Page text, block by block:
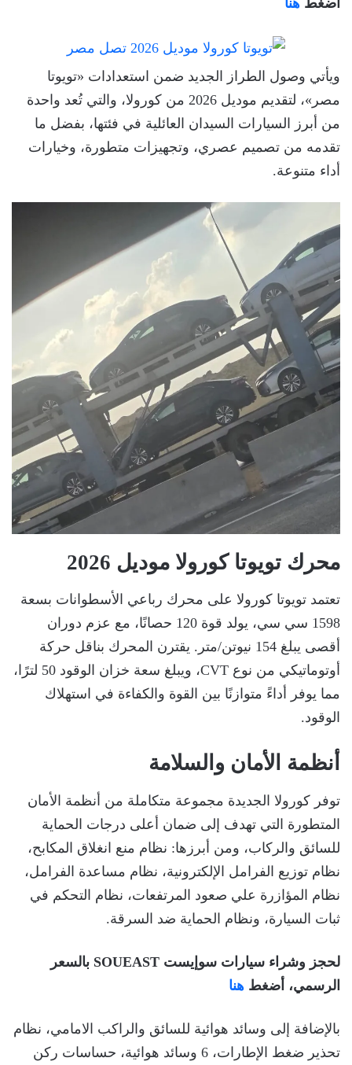
أضغط هنا
ويأتي وصول الطراز الجديد ضمن استعدادات «تويوتا
مصر»، لتقديم موديل 2026 من كورولا، والتي تُعد واحدة
من أبرز السيارات السيدان العائلية في فئتها، بفضل ما
تقدمه من تصميم عصري، وتجهيزات متطورة، وخيارات
أداء متنوعة.
محرك تويوتا كورولا موديل 2026
تعتمد تويوتا كورولا على محرك رباعي الأسطوانات بسعة
1598 سي سي، يولد قوة 120 حصانًا، مع عزم دوران
أقصى يبلغ 154 نيوتن/متر. يقترن المحرك بناقل حركة
أوتوماتيكي من نوع CVT، ويبلغ سعة خزان الوقود 50 لترًا،
مما يوفر أداءً متوازنًا بين القوة والكفاءة في استهلاك
الوقود.
أنظمة الأمان والسلامة
توفر كورولا الجديدة مجموعة متكاملة من أنظمة الأمان
المتطورة التي تهدف إلى ضمان أعلى درجات الحماية
للسائق والركاب، ومن أبرزها: نظام منع انغلاق المكابح،
نظام توزيع الفرامل الإلكترونية، نظام مساعدة الفرامل،
نظام المؤازرة علي صعود المرتفعات، نظام التحكم في
ثبات السيارة، ونظام الحماية ضد السرقة.
لحجز وشراء سيارات سوإيست SOUEAST بالسعر
الرسمي، أضغط هنا
بالإضافة إلى وسائد هوائية للسائق والراكب الامامي، نظام
تحذير ضغط الإطارات، 6 وسائد هوائية، حساسات ركن